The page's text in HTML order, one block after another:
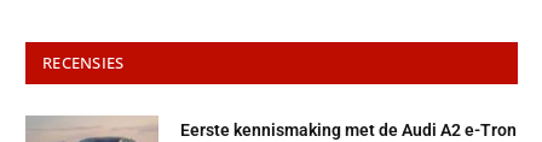
RECENSIES
Eerste kennismaking met de Audi A2 e-Tron